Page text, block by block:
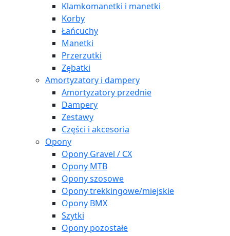
Klamkomanetki i manetki
Korby
Łańcuchy
Manetki
Przerzutki
Zębatki
Amortyzatory i dampery
Amortyzatory przednie
Dampery
Zestawy
Części i akcesoria
Opony
Opony Gravel / CX
Opony MTB
Opony szosowe
Opony trekkingowe/miejskie
Opony BMX
Szytki
Opony pozostałe